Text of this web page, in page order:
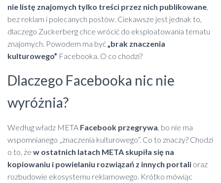
nie listę znajomych tylko treści przez nich publikowane,
bez reklam i polecanych postów. Ciekawsze jest jednak to,
dlaczego Zuckerberg chce wrócić do eksploatowania tematu
znajomych. Powodem ma być„brak znaczenia
kulturowego” Facebooka. O co chodzi?
Dlaczego Facebooka nic nie
wyróżnia?
Według władz META Facebook przegrywa, bo nie ma
wspomnianego „znaczenia kulturowego”. Co to znaczy? Chodzi
o to, że w ostatnich latach META skupiła się na
kopiowaniu i powielaniu rozwiązań z innych portali oraz
rozbudowie ekosystemu reklamowego. Krótko mówiąc